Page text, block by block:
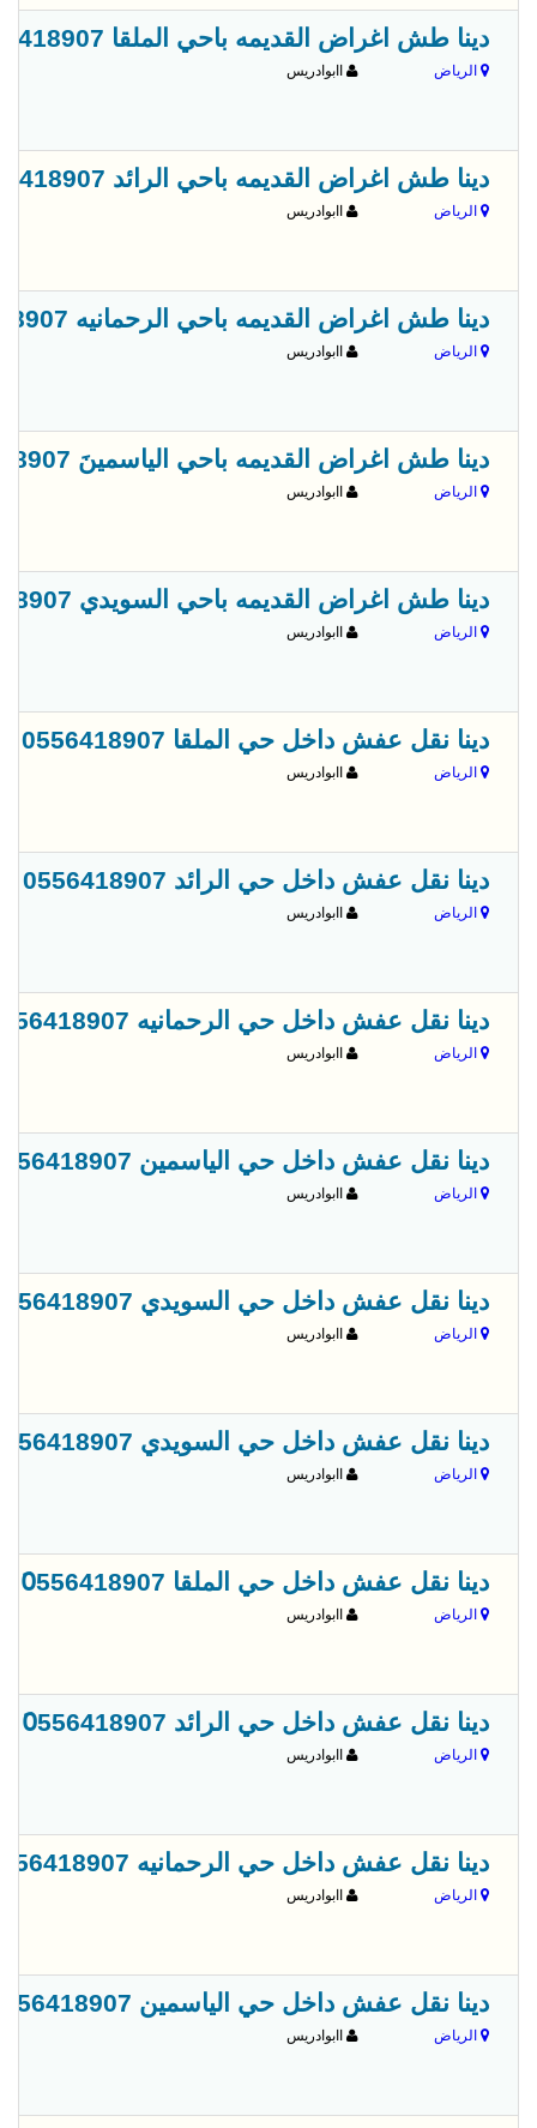
دينا طش اغراض القديمه باحي الملقا 556418907
الرياض اابوادريس
دينا طش اغراض القديمه باحي الرائد 556418907
الرياض اابوادريس
دينا طش اغراض القديمه باحي الرحمانيه 556418907
الرياض اابوادريس
دينا طش اغراض القديمه باحي الياسمينَ 556418907
الرياض اابوادريس
دينا طش اغراض القديمه باحي السويدي 0َ556418907
الرياض اابوادريس
دينا نقل عفش داخل حي الملقا 0556418907
الرياض اابوادريس
دينا نقل عفش داخل حي الرائد 0556418907
الرياض اابوادريس
دينا نقل عفش داخل حي الرحمانيه 0556418907
الرياض اابوادريس
دينا نقل عفش داخل حي الياسمين 0556418907
الرياض اابوادريس
دينا نقل عفش داخل حي السويدي 0556418907
الرياض اابوادريس
دينا نقل عفش داخل حي السويدي 0َ556418907
الرياض اابوادريس
دينا نقل عفش داخل حي الملقا 0َ556418907
الرياض اابوادريس
دينا نقل عفش داخل حي الرائد 0َ556418907
الرياض اابوادريس
دينا نقل عفش داخل حي الرحمانيه 0َ556418907
الرياض اابوادريس
دينا نقل عفش داخل حي الياسمين 0َ556418907
الرياض اابوادريس